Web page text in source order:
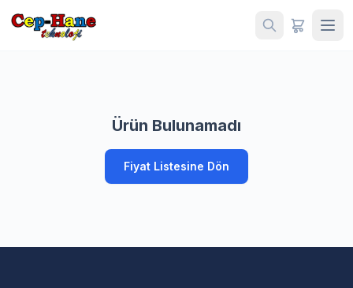
Ürün Bulunamadı
Fiyat Listesine Dön